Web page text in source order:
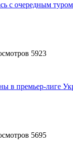
с очередным туром
5923
в премьер-лиге
5695